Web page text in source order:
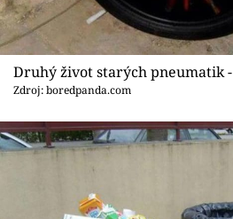
Druhý život starých pneumatik
Zdroj: boredpanda.com